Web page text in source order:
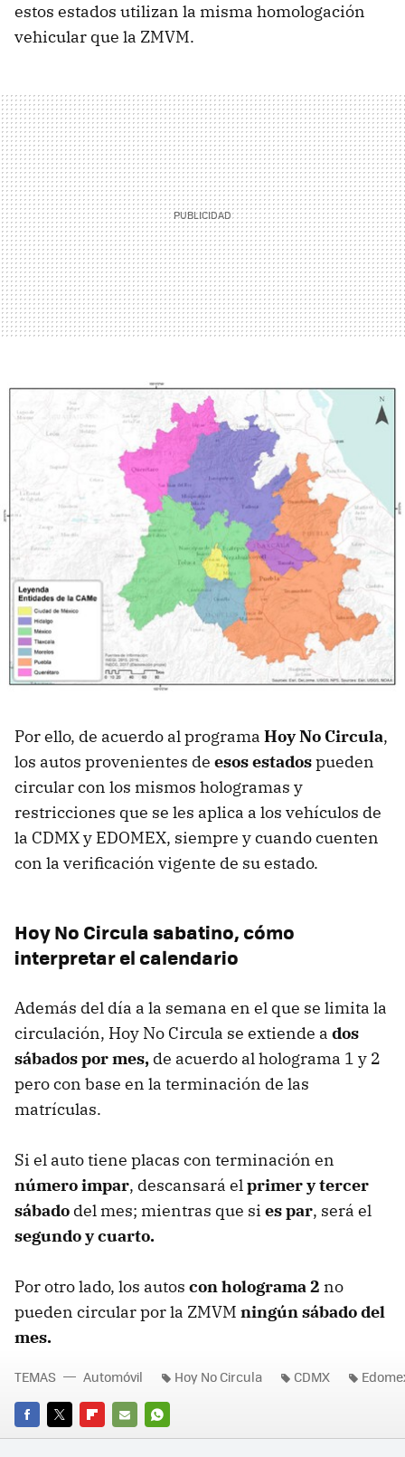
estos estados utilizan la misma homologación
vehicular que la ZMVM.
Por ello, de acuerdo al programa Hoy No Circula,
los autos provenientes de esos estadospueden
circular con los mismos hologramas y
restricciones que se les aplica a los vehículos de
la CDMX y EDOMEX, siempre y cuando cuenten
con la verificación vigente de su estado.
Hoy No Circula sabatino, cómo
interpretar el calendario
Además del día a la semana en el que se limita la
circulación, Hoy No Circula se extiende a dos
sábados por mes, de acuerdo al holograma 1 y 2
pero con base en la terminación de las
matrículas.
Si el auto tiene placas con terminación en
número impar, descansará elprimer y tercer
sábado del mes; mientras que si es par, será el
segundo y cuarto.
Por otro lado, los autos con holograma 2 no
pueden circular por la ZMVM ningún sábado del
mes.
FACEBOOK
TWITTERFLIPBOARD
E-
WHATSAPP
TEMAS Automóvil Hoy No Circula CDMX